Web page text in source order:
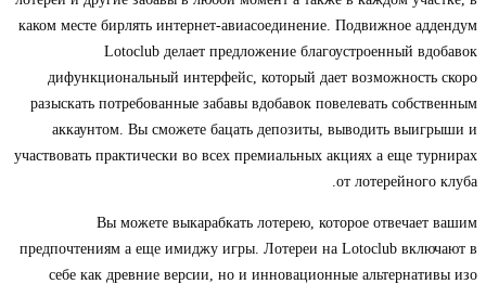
каком месте бирлять интернет-авиасоединение. Подвижное
Lotoclub делает предложение благоустроенный
дифункциональный интерфейс, который дает возможность
разыскать потребованные забавы вдобавок повелевать
аккаунтом. Вы сможете бацать депозиты, выводить
участвовать практически во всех премиальных акциях а еще
от лотерейного
Вы можете выкарабкать лотерею, которое отвечает
предпочтениям а еще имиджу игры. Лотереи на Lotoclub
себе как древние версии, но и инновационные